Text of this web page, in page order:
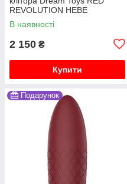
REVOLUTION HEBE
В наявності
2 150 ₴
Купити
Подарунок